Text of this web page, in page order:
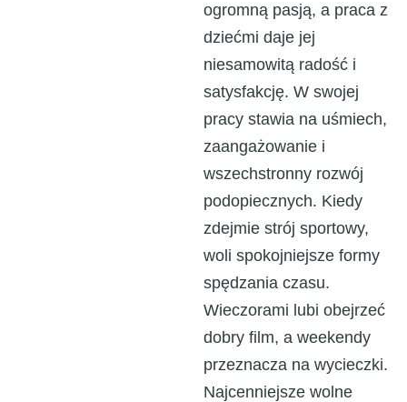
ogromną pasją, a praca z
dziećmi daje jej
niesamowitą radość i
satysfakcję. W swojej
pracy stawia na uśmiech,
zaangażowanie i
wszechstronny rozwój
podopiecznych. Kiedy
zdejmie strój sportowy,
woli spokojniejsze formy
spędzania czasu.
Wieczorami lubi obejrzeć
dobry film, a weekendy
przeznacza na wycieczki.
Najcenniejsze wolne